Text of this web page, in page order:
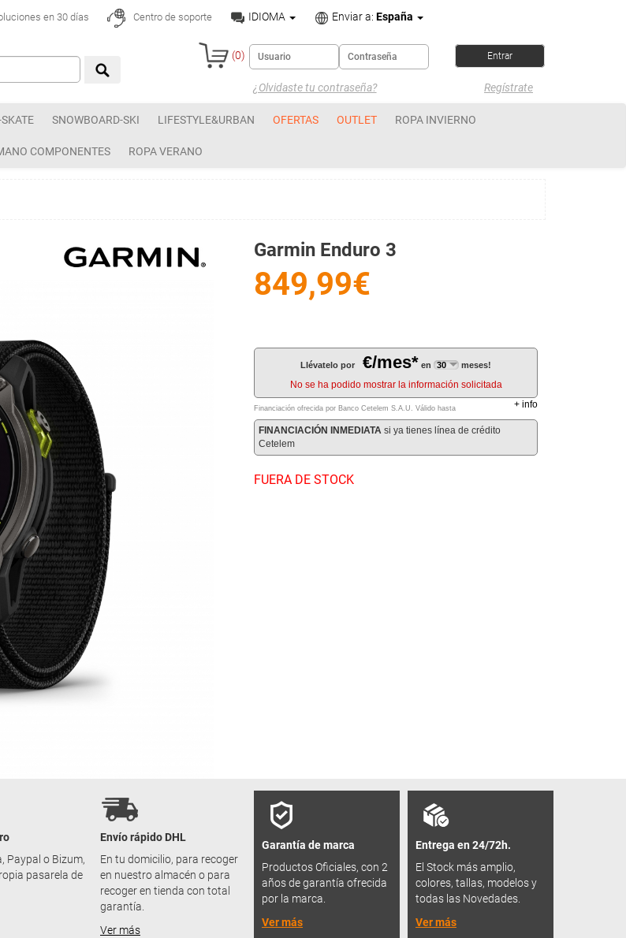
en 30 días Centro de soporte IDIOMA Enviar a: España
(0)
¿Olvidaste tu contraseña? Regístrate
SNOWBOARD-SKI LIFESTYLE&URBAN OFERTAS OUTLET ROPA INVIERNO
COMPONENTES ROPA VERANO
Garmin Enduro 3
849,99€
Llévatelo por €/mes* en meses!
No se ha podido mostrar la información solicitada
Financiación ofrecida por Banco Cetelem S.A.U. Válido hasta + info
FINANCIACIÓN INMEDIATA si ya tienes línea de crédito
Cetelem
FUERA DE STOCK
Paypal o Bizum,
pasarela de
Envío rápido DHL
En tu domicilio, para recoger
en nuestro almacén o para
recoger en tienda con total
garantía.
Ver más
Garantía de marca
Productos Oficiales, con 2
años de garantía ofrecida
por la marca.
Ver más
Entrega en 24/72h.
El Stock más amplio,
colores, tallas, modelos y
todas las Novedades.
Ver más